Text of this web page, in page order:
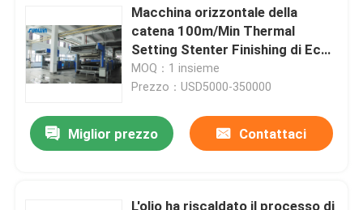
Macchina orizzontale della
catena 100m/Min Thermal
Setting Stenter Finishing di Eco
in tessuto
MOQ：1 insieme
Prezzo：USD5000-350000
Miglior prezzo Contattaci
L'olio ha riscaldato il processo di